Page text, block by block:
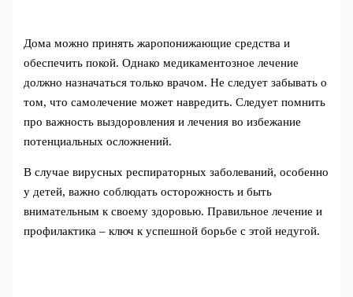
Дома можно принять жаропонижающие средства и
обеспечить покой. Однако медикаментозное лечение
должно назначаться только врачом. Не следует забывать о
том, что самолечение может навредить. Следует помнить
про важность выздоровления и лечения во избежание
потенциальных осложнений.
В случае вирусных респираторных заболеваний, особенно
у детей, важно соблюдать осторожность и быть
внимательным к своему здоровью. Правильное лечение и
профилактика – ключ к успешной борьбе с этой недугой.